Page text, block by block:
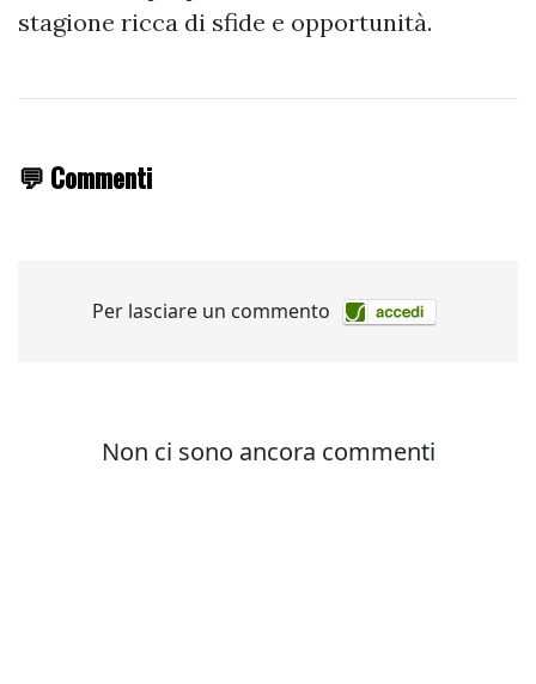
stagione ricca di sfide e opportunità.
💬 Commenti